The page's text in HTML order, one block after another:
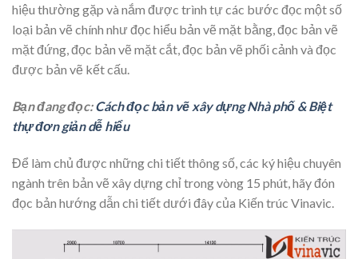
hiệu thường gặp và nắm được trình tự các bước đọc một số
loại bản vẽ chính như đọc hiểu bản vẽ mặt bằng, đọc bản vẽ
mặt đứng, đọc bản vẽ mặt cắt, đọc bản vẽ phối cảnh và đọc
được bản vẽ kết cấu.
Bạn đang đọc:Cách đọc bản vẽ xây dựng Nhà phố & Biệt
thự đơn giản dễ hiểu
Để làm chủ được những chi tiết thông số, các ký hiệu chuyên
ngành trên bản vẽ xây dựng chỉ trong vòng 15 phút, hãy đón
đọc bản hướng dẫn chi tiết dưới đây của Kiến trúc Vinavic.